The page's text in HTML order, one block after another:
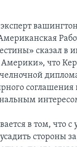
сказал в
Америки», что
соглашения
в том, что с
стороны